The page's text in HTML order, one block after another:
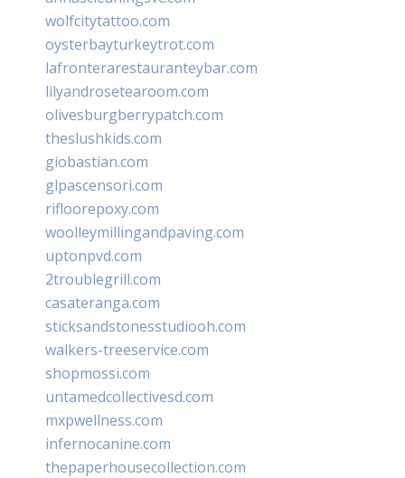
wolfcitytattoo.com
oysterbayturkeytrot.com
lafronterarestauranteybar.com
lilyandrosetearoom.com
olivesburgberrypatch.com
theslushkids.com
giobastian.com
glpascensori.com
rifloorepoxy.com
woolleymillingandpaving.com
uptonpvd.com
2troublegrill.com
casateranga.com
sticksandstonesstudiooh.com
walkers-treeservice.com
shopmossi.com
untamedcollectivesd.com
mxpwellness.com
infernocanine.com
thepaperhousecollection.com